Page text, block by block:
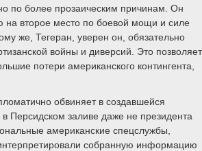
по более прозаическим причинам. Он
на второе место по боевой мощи и силе
же, Тегеран, уверен он, обязательно
войны и диверсий. Это позволяет
потери американского контингента,
обвиняет в создавшейся
Персидском заливе даже не президента
американские спецслужбы,
собранную информацию